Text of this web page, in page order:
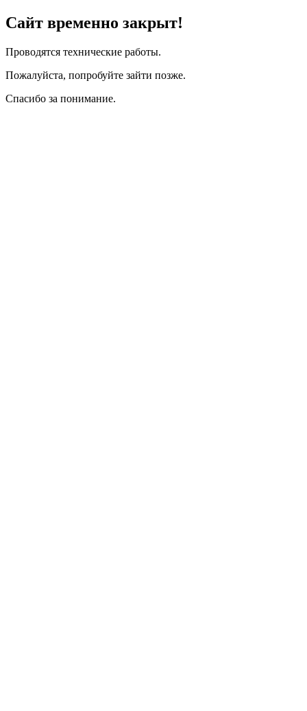
Сайт временно закрыт!
Проводятся технические работы.
Пожалуйста, попробуйте зайти позже.
Спасибо за понимание.